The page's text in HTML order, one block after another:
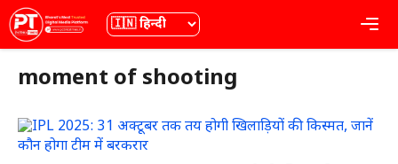
Skip
to
content
भाषा
moment of shooting